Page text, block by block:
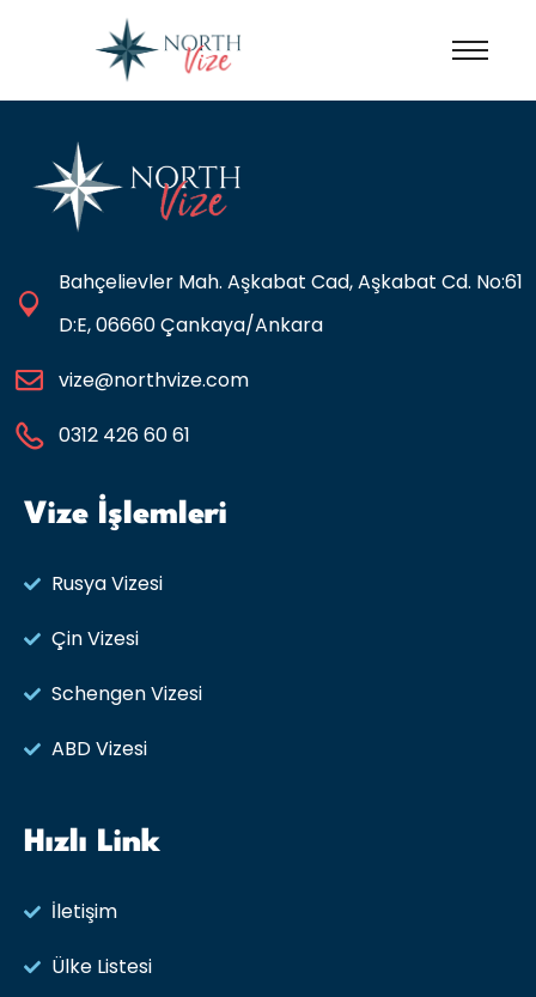
Bahçelievler Mah. Aşkabat Cad, Aşkabat Cd. No:61
D:E, 06660 Çankaya/Ankara
vize@northvize.com
0312 426 60 61
Vize İşlemleri
Rusya Vizesi​
Çin Vizesi
Schengen Vizesi
ABD Vizesi
Hızlı Link
İletişim
Ülke Listesi